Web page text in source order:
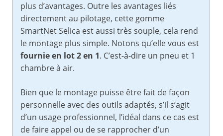
plus d’avantages. Outre les avantages liés
directement au pilotage, cette gomme
SmartNet Selica est aussi très souple, cela rend
le montage plus simple. Notons qu’elle vous est
fournie en lot 2 en 1. C’est-à-dire un pneu et 1
chambre à air.
Bien que le montage puisse être fait de façon
personnelle avec des outils adaptés, s’il s’agit
d’un usage professionnel, l’idéal dans ce cas est
de faire appel ou de se rapprocher d’un